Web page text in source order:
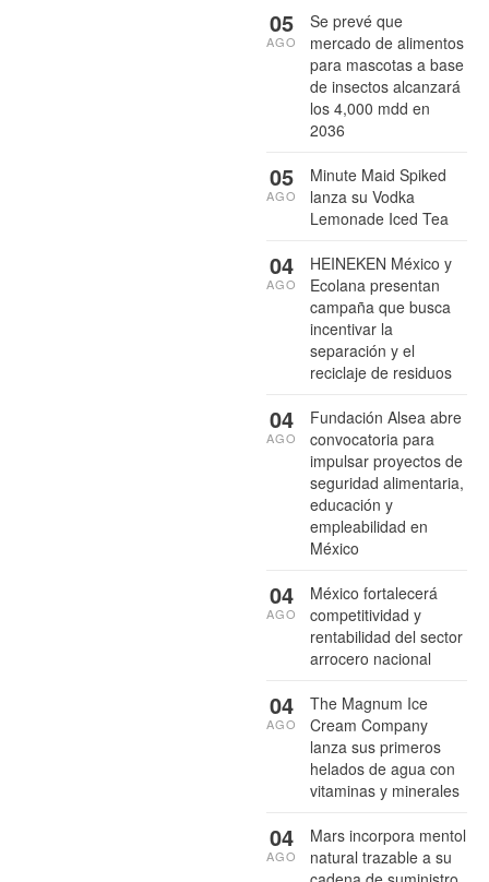
Se prevé que
mercado de alimentos
para mascotas a base
de insectos alcanzará
los 4,000 mdd en
2036
05
AGO
Minute Maid Spiked
lanza su Vodka
Lemonade Iced Tea
05
AGO
HEINEKEN México y
Ecolana presentan
campaña que busca
incentivar la
separación y el
reciclaje de residuos
04
AGO
Fundación Alsea abre
convocatoria para
impulsar proyectos de
seguridad alimentaria,
educación y
empleabilidad en
México
04
AGO
México fortalecerá
competitividad y
rentabilidad del sector
arrocero nacional
04
AGO
The Magnum Ice
Cream Company
lanza sus primeros
helados de agua con
vitaminas y minerales
04
AGO
Mars incorpora mentol
natural trazable a su
04
AGO